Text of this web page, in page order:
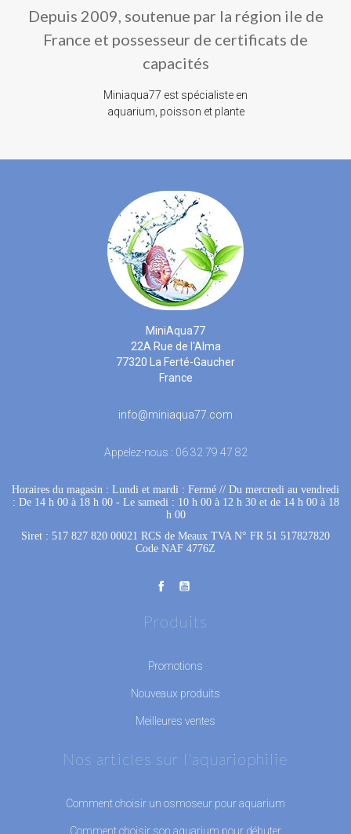
Depuis 2009, soutenue par la région ile de
France et possesseur de certificats de
capacités
Miniaqua77 est spécialiste en
aquarium, poisson et plante
MiniAqua77
22A Rue de l'Alma
77320 La Ferté-Gaucher
France
info@miniaqua77.com
Appelez-nous : 06 32 79 47 82
Horaires du magasin : Lundi et mardi : Fermé // Du mercredi au vendredi
: De 14 h 00 à 18 h 00 - Le samedi : 10 h 00 à 12 h 30 et de 14 h 00 à 18
h 00
Siret : 517 827 820 00021 RCS de Meaux TVA N° FR 51 517827820
Code NAF 4776Z
Produits
Promotions
Nouveaux produits
Meilleures ventes
Nos articles sur l'aquariophilie
Comment choisir un osmoseur pour aquarium
Comment choisir son aquarium pour débuter